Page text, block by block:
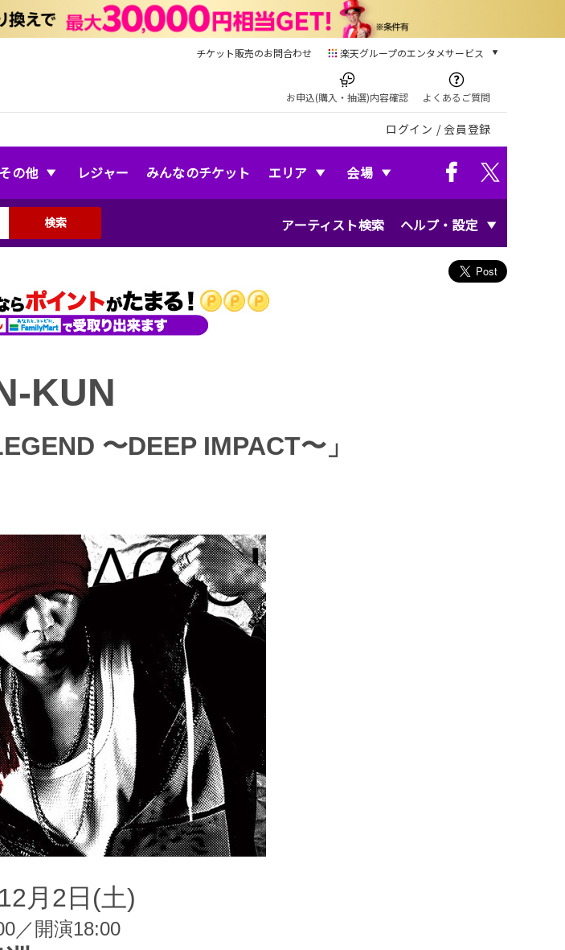
チケット販売のお問合わせ 楽天グループのエンタメサービス
本/ゲーム/CD/DVD
楽天ブックス
電子書籍
楽天Kobo
音楽配信
お申込(購入・抽選)内容確認 よくあるご質問
ログイン / 会員登録
の他 レジャー みんなのチケット エリア 会場
アーティスト検索 ヘルプ・設定
検索
KUN
〜DEEP IMPACT〜」
月2日(土)
／開演18:00